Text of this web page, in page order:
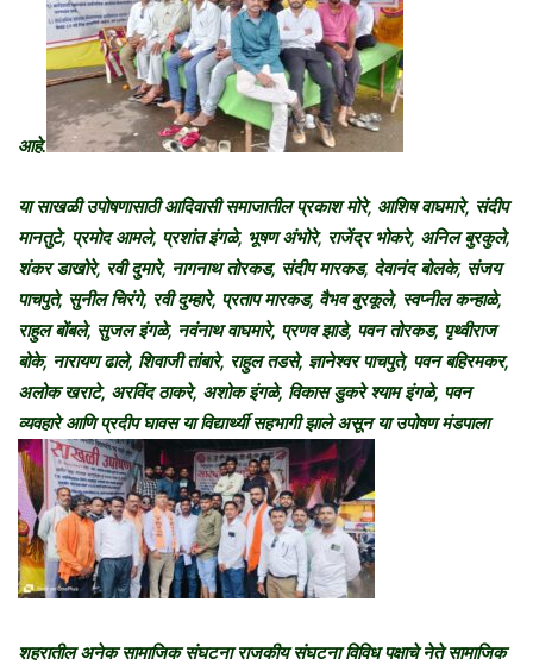
आहे.
या साखळी उपोषणासाठी आदिवासी समाजातील प्रकाश मोरे, आशिष वाघमारे, संदीप
मानतुटे, प्रमोद आमले, प्रशांत इंगळे, भूषण अंभोरे, राजेंद्र भोकरे, अनिल बुरकुले,
शंकर डाखोरे, रवी दुमारे, नागनाथ तोरकड, संदीप मारकड, देवानंद बोलके, संजय
पाचपुते, सुनील चिरंगे, रवी दुम्हारे, प्रताप मारकड, वैभव बुरकूले, स्वप्नील कन्हाळे,
राहुल बोंबले, सुजल इंगळे, नवंनाथ वाघमारे, प्रणव झाडे, पवन तोरकड, पृथ्वीराज
बोके, नारायण ढाले, शिवाजी तांबारे, राहुल तडसे, ज्ञानेश्वर पाचपुते, पवन बहिरमकर,
अलोक खराटे, अरविंद ठाकरे, अशोक इंगळे, विकास डुकरे श्याम इंगळे, पवन
व्यवहारे आणि प्रदीप घावस या विद्यार्थ्यी सहभागी झाले असून या उपोषण मंडपाला
शहरातील अनेक सामाजिक संघटना राजकीय संघटना विविध पक्षाचे नेते सामाजिक